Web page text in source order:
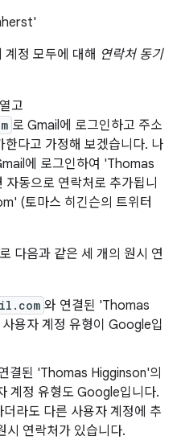
정 모두에 대해 연락처 동기
고
로 Gmail에 로그인하고 주소
다고 가정해 보겠습니다. 나
에 로그인하여 'Thomas
동으로 연락처로 추가됩니
(토마스 히긴슨의 트위터
다음과 같은 세 개의 원시 연
와 연결된 'Thomas
용자 계정 유형이 Google입
결된 'Thomas Higginson'의
계정 유형도 Google입니다.
라도 다른 사용자 계정에 추
시 연락처가 있습니다.